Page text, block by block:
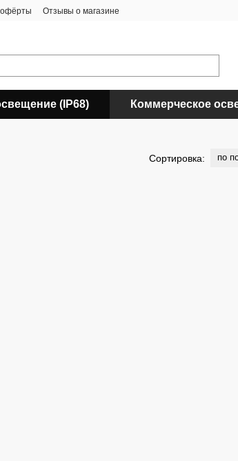
офёрты Отзывы о магазине
(IP68) Коммерческое
Сортировка: по